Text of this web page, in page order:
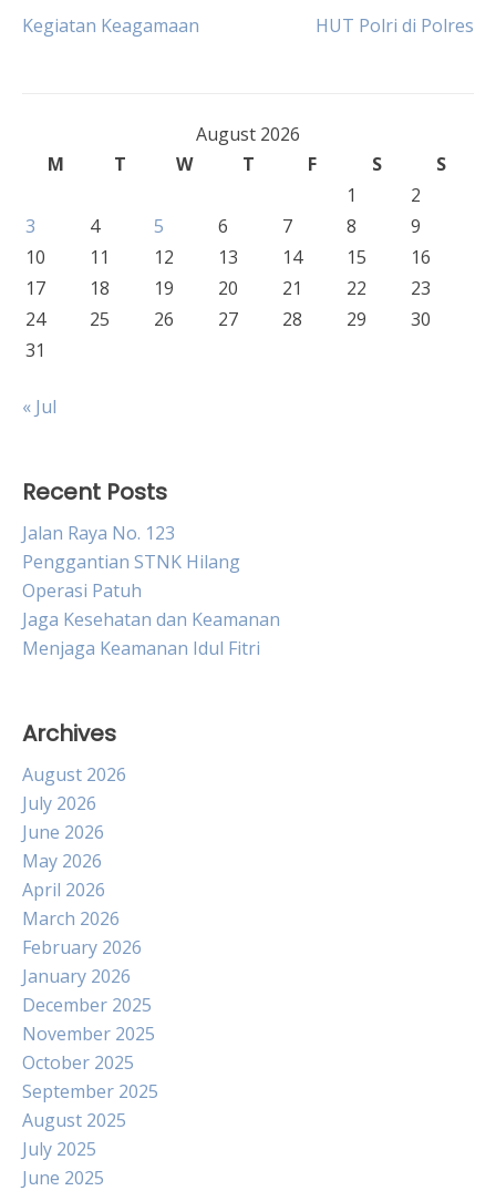
Post
Kegiatan Keagamaan HUT Polri di Polres
August 2026
M
T W T F S
S
1
2
3
4 5 6 7 8
9
10
11 12 13 14 15
16
17
18 19 20 21 22
23
24
25 26 27 28 29
30
31
« Jul
Recent Posts
Jalan Raya No. 123
Penggantian STNK Hilang
Operasi Patuh
Jaga Kesehatan dan Keamanan
Menjaga Keamanan Idul Fitri
Archives
August 2026
July 2026
June 2026
May 2026
April 2026
March 2026
February 2026
January 2026
December 2025
November 2025
October 2025
September 2025
August 2025
July 2025
June 2025